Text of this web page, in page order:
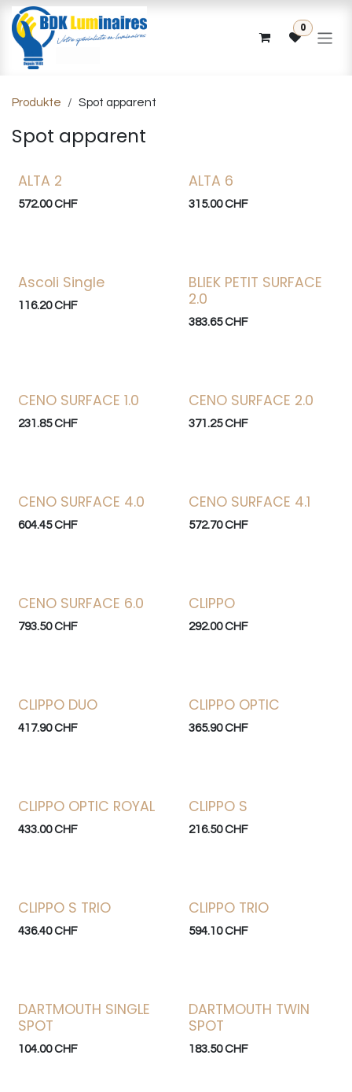
Zum Inhalt springen
0
Produkte Spot apparent
Spot apparent
ALTA 2
572.00CHF
ALTA 6
315.00CHF
Ascoli Single
116.20CHF
BLIEK PETIT SURFACE
2.0
383.65CHF
CENO SURFACE 1.0
231.85CHF
CENO SURFACE 2.0
371.25CHF
CENO SURFACE 4.0
604.45CHF
CENO SURFACE 4.1
572.70CHF
CENO SURFACE 6.0
793.50CHF
CLIPPO
292.00CHF
CLIPPO DUO
417.90CHF
CLIPPO OPTIC
365.90CHF
CLIPPO OPTIC ROYAL
433.00CHF
CLIPPO S
216.50CHF
CLIPPO S TRIO
436.40CHF
CLIPPO TRIO
594.10CHF
DARTMOUTH SINGLE
SPOT
104.00CHF
DARTMOUTH TWIN
SPOT
183.50CHF